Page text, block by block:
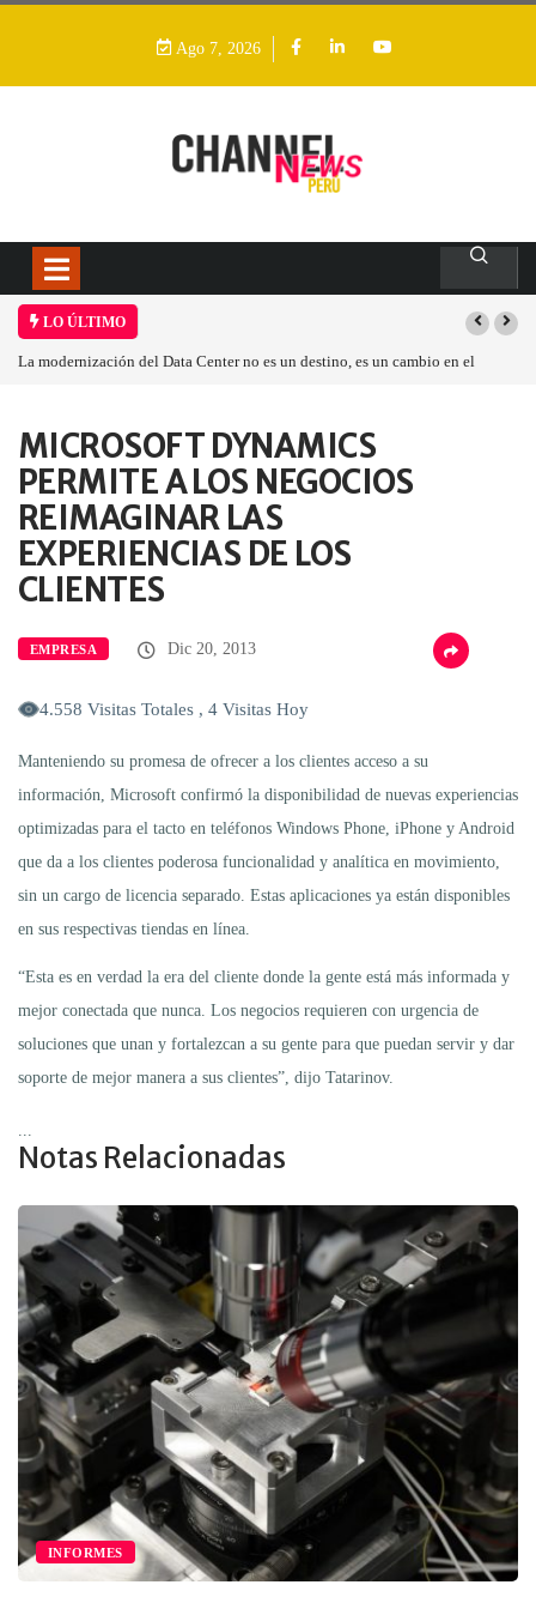
Ago 7, 2026
LO ÚLTIMO
La modernización del Data Center no es un destino, es un cambio en el
MICROSOFT DYNAMICS PERMITE…
MICROSOFT DYNAMICS
PERMITE A LOS NEGOCIOS
REIMAGINAR LAS
EXPERIENCIAS DE LOS
CLIENTES
EMPRESA Dic 20, 2013
4.558 Visitas Totales , 4 Visitas Hoy
Manteniendo su promesa de ofrecer a los clientes acceso a su
información, Microsoft confirmó la disponibilidad de nuevas experiencias
optimizadas para el tacto en teléfonos Windows Phone, iPhone y Android
que da a los clientes poderosa funcionalidad y analítica en movimiento,
sin un cargo de licencia separado. Estas aplicaciones ya están disponibles
en sus respectivas tiendas en línea.
“Esta es en verdad la era del cliente donde la gente está más informada y
mejor conectada que nunca. Los negocios requieren con urgencia de
soluciones que unan y fortalezcan a su gente para que puedan servir y dar
soporte de mejor manera a sus clientes”, dijo Tatarinov.
Notas Relacionadas
INFORMES